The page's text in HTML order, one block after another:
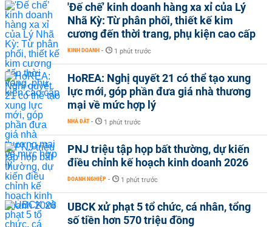
'Đế chế’ kinh doanh hàng xa xỉ của Lý
Nhã Kỳ: Từ phân phối, thiết kế kim
cương đến thời trang, phụ kiện cao cấp
KINH DOANH - 1 phút trước
HoREA: Nghị quyết 21 có thể tạo xung
lực mới, góp phần đưa giá nhà thương
mại về mức hợp lý
NHÀ ĐẤT - 1 phút trước
PNJ triệu tập họp bất thường, dự kiến
điều chỉnh kế hoạch kinh doanh 2026
DOANH NGHIỆP - 1 phút trước
UBCK xử phạt 5 tổ chức, cá nhân, tổng
số tiền hơn 570 triệu đồng